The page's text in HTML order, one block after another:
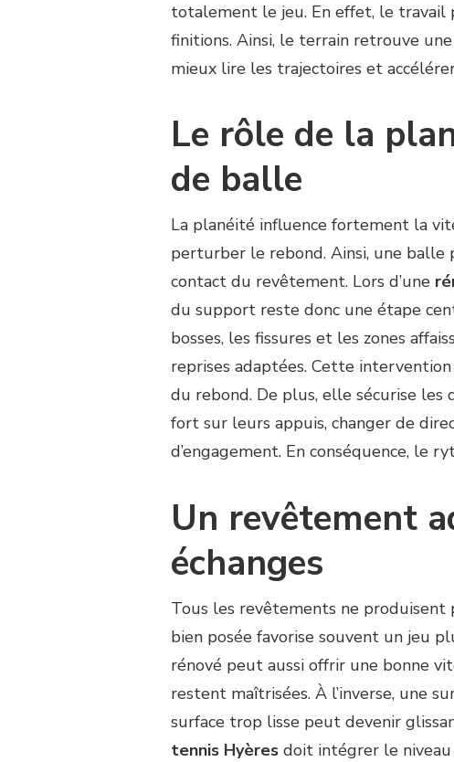
totalement le jeu. En effet, le
finitions. Ainsi, le terrain retrouve
mieux lire les trajectoires et
Le rôle de la
de balle
La planéité influence fortement la
perturber le rebond. Ainsi, une balle
contact du revêtement. Lors d’une
du support reste donc une étape
bosses, les fissures et les zones
reprises adaptées. Cette
du rebond. De plus, elle sécurise les
fort sur leurs appuis, changer de
d’engagement. En conséquence, le
Un revêtement
échanges
Tous les revêtements ne produisent
bien posée favorise souvent un jeu
rénové peut aussi offrir une bonne
restent maîtrisées. À l’inverse, une
surface trop lisse peut devenir
tennis Hyères doit intégrer le niveau